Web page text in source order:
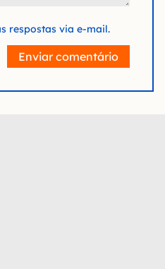
respostas via e-mail.
Enviar comentário